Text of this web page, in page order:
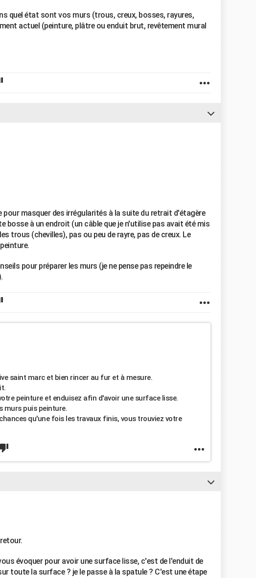
quel état sont vos murs (trous, creux, bosses, rayures,
actuel (peinture, plâtre ou enduit brut, revêtement mural
pour masquer des irrégularités à la suite du retrait d'étagère
bosse à un endroit (un câble que je n'utilise pas avait été mis
trous (chevilles), pas ou peu de rayre, pas de creux. Le
pour préparer les murs (je ne pense pas repeindre le
saint marc et bien rincer au fur et à mesure.
peinture et enduisez afin d'avoir une surface lisse.
murs puis peinture.
qu'une fois les travaux finis, vous trouviez votre
évoquer pour avoir une surface lisse, c'est de l'enduit de
toute la surface ? je le passe à la spatule ? C'est une étape